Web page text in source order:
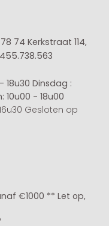
74 Kerkstraat 114,
Dinsdag :
10u00 - 18u00
Gesloten op
€1000 ** Let op,